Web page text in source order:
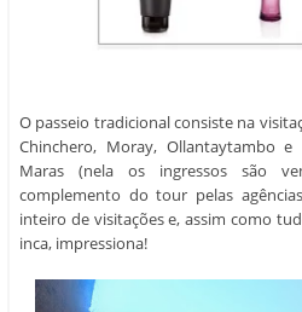
O passeio tradicional consiste na
Chinchero, Moray, Ollantaytambo e
Maras (nela os ingressos são
complemento do tour pelas
inteiro de visitações e, assim como
inca, impressiona!